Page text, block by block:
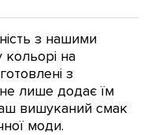
з нашими
на
з
не лише додає їм
вишуканий смак
моди.